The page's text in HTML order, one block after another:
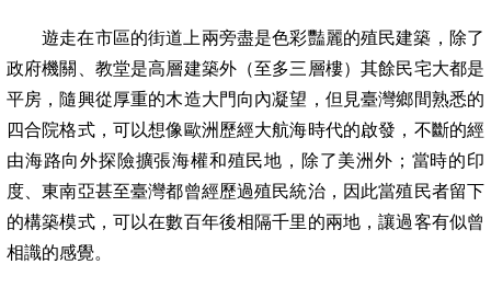
遊走在市區的街道上兩旁盡是色彩豔麗的殖民建築，除了
政府機關、教堂是高層建築外（至多三層樓）其餘民宅大都是
平房，隨興從厚重的木造大門向內凝望，但見臺灣鄉間熟悉的
四合院格式，可以想像歐洲歷經大航海時代的啟發，不斷的經
由海路向外探險擴張海權和殖民地，除了美洲外；當時的印
度、東南亞甚至臺灣都曾經歷過殖民統治，因此當殖民者留下
的構築模式，可以在數百年後相隔千里的兩地，讓過客有似曾
相識的感覺。